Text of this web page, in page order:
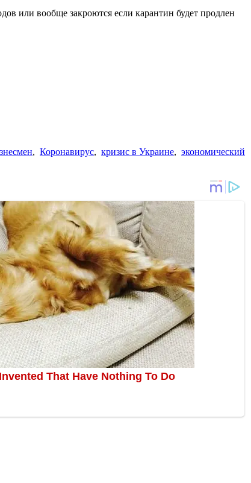
или вообще закроются если карантин будет продлен
, Коронавирус, кризис в Украине, экономический